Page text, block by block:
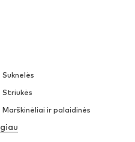
Suknelės
Striukės
Marškinėliai ir palaidinės
Apatiniai